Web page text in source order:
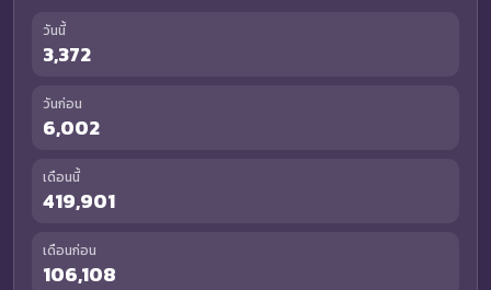
วันนี้
3,372
วันก่อน
6,002
เดือนนี้
419,901
เดือนก่อน
106,108